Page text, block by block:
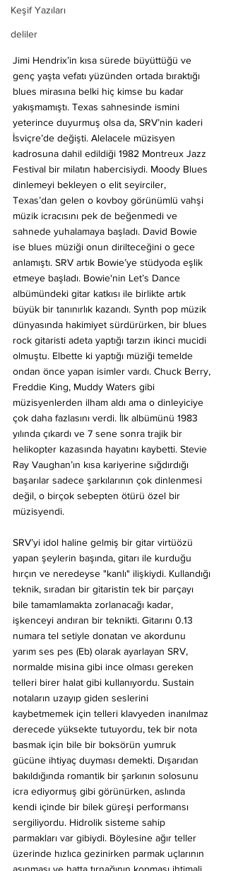
Keşif Yazıları
deliler
Jimi Hendrix’in kısa sürede büyüttüğü ve
genç yaşta vefatı yüzünden ortada bıraktığı
blues mirasına belki hiç kimse bu kadar
yakışmamıştı. Texas sahnesinde ismini
yeterince duyurmuş olsa da, SRV’nin kaderi
İsviçre’de değişti. Alelacele müzisyen
kadrosuna dahil edildiği 1982 Montreux Jazz
Festival bir milatın habercisiydi. Moody Blues
dinlemeyi bekleyen o elit seyirciler,
Texas’dan gelen o kovboy görünümlü vahşi
müzik icracısını pek de beğenmedi ve
sahnede yuhalamaya başladı. David Bowie
ise blues müziği onun dirilteceğini o gece
anlamıştı. SRV artık Bowie’ye stüdyoda eşlik
etmeye başladı. Bowie'nin Let’s Dance
albümündeki gitar katkısı ile birlikte artık
büyük bir tanınırlık kazandı. Synth pop müzik
dünyasında hakimiyet sürdürürken, bir blues
rock gitaristi adeta yaptığı tarzın ikinci mucidi
olmuştu. Elbette ki yaptığı müziği temelde
ondan önce yapan isimler vardı. Chuck Berry,
Freddie King, Muddy Waters gibi
müzisyenlerden ilham aldı ama o dinleyiciye
çok daha fazlasını verdi. İlk albümünü 1983
yılında çıkardı ve 7 sene sonra trajik bir
helikopter kazasında hayatını kaybetti. Stevie
Ray Vaughan’ın kısa kariyerine sığdırdığı
başarılar sadece şarkılarının çok dinlenmesi
değil, o birçok sebepten ötürü özel bir
müzisyendi.
SRV’yi idol haline gelmiş bir gitar virtüözü
yapan şeylerin başında, gitarı ile kurduğu
hırçın ve neredeyse "kanlı" ilişkiydi. Kullandığı
teknik, sıradan bir gitaristin tek bir parçayı
bile tamamlamakta zorlanacağı kadar,
işkenceyi andıran bir teknikti. Gitarını 0.13
numara tel setiyle donatan ve akordunu
yarım ses pes (Eb) olarak ayarlayan SRV,
normalde misina gibi ince olması gereken
telleri birer halat gibi kullanıyordu. Sustain
notaların uzayıp giden seslerini
kaybetmemek için telleri klavyeden inanılmaz
derecede yüksekte tutuyordu, tek bir nota
basmak için bile bir boksörün yumruk
gücüne ihtiyaç duyması demekti. Dışarıdan
bakıldığında romantik bir şarkının solosunu
icra ediyormuş gibi görünürken, aslında
kendi içinde bir bilek güreşi performansı
sergiliyordu. Hidrolik sisteme sahip
parmakları var gibiydi. Böylesine ağır teller
üzerinde hızlıca gezinirken parmak uçlarının